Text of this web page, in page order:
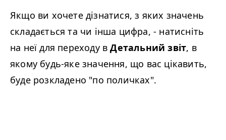
Якщо ви хочете дізнатися, з яких значень
складається та чи інша цифра, - натисніть
на неї для переходу вДетальний звіт, в
якому будь-яке значення, що вас цікавить,
буде розкладено "по поличках".